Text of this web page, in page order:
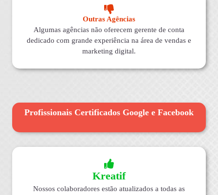
Outras Agências
Algumas agências não oferecem gerente de conta
dedicado com grande experiência na área de vendas e
marketing digital.
Profissionais Certificados Google e Facebook
Kreatif
Nossos colaboradores estão atualizados a todas as